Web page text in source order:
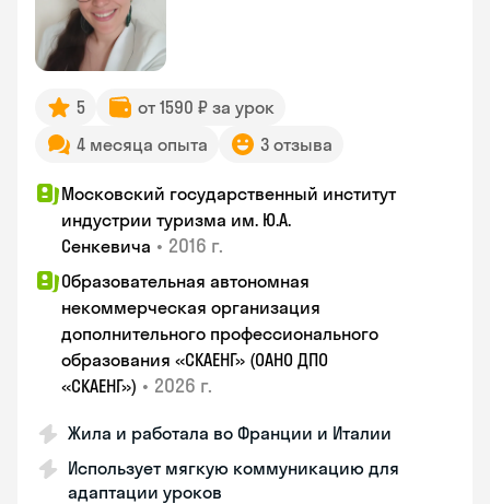
5
от 1590 ₽ за урок
4 месяца опыта
3 отзыва
Московский государственный институт
индустрии туризма им. Ю.А.
Сенкевича • 2016 г.
Образовательная автономная
некоммерческая организация
дополнительного профессионального
образования «СКАЕНГ» (ОАНО ДПО
«СКАЕНГ») • 2026 г.
Жила и работала во Франции и Италии
Использует мягкую коммуникацию для
адаптации уроков